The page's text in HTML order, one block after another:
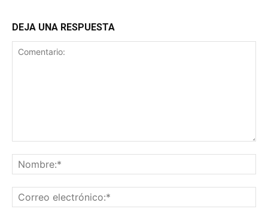
DEJA UNA RESPUESTA